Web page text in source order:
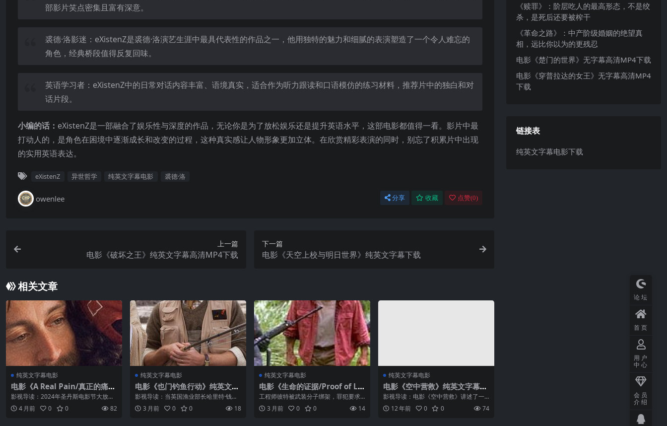
部影片笑点密集且富有深意。
裘德·洛影迷：eXistenZ是裘德·洛演艺生涯中最具代表性的作品之一，他用独特的魅力和细腻的表演塑造了一个令人难忘的
角色，经典桥段值得反复回味。
英语学习者：eXistenZ中的日常对话内容丰富、语境真实，适合作为听力跟读和口语模仿的练习材料，推荐片中的独白和对
话片段。
小编的话： eXistenZ是一部融合了娱乐性与深度的作品，无论你是为了放松娱乐还是提升英语水平，这部电影都值得一看。影片中最
打动人的，是角色在困境中逐渐成长和改变的过程，这种真实感让人物形象更加立体。在欣赏精彩表演的同时，别忘了积累片中出现
的实用英语表达。
eXistenZ 异世哲学 纯英文字幕电影 裘德·洛
owenlee 分享 收藏 点赞(0)
上一篇
电影《破坏之王》纯英文字幕高清MP4下载
下一篇
电影《天空上校与明日世界》纯英文字幕下载
相关文章
纯英文字幕电影
电影《A Real Pain/真正的痛
苦》纯英文字幕高清MP4下载
影视导读：2024年圣丹斯电影节大放异
彩的获奖影片《真正的痛苦》，由脱口
秀明星基顿·帕蒂亚自编自导，讲述了两
4 月前 0 0 82
纯英文字幕电影
电影《也门钓鱼行动》纯英文字
幕高清MP4下载
影视导读：当英国渔业部长哈里特·钱德
勒（艾米莉·布朗特饰）收到一位也门酋
长的提议——在也门的沙漠中建立一个
3 月前 0 0 18
纯英文字幕电影
电影《生命的证据/Proof of Lif
e》纯英文字幕高清MP4下载
工程师彼特被武装分子绑架，罪犯要求
彼特的雇主支付六百万美元的赎金，面
对数额如此巨大的赎金，皮特的雇主回
3 月前 0 0 14
纯英文字幕电影
电影《空中营救》纯英文字幕高
清MP4下载
影视导读：电影《空中营救》讲述了一
个问题老空警勇斗高智商劫机犯的故
事。影片中连姆不仅完成了极具新意和
12 年前 0 0 74
《赎罪》：阶层吃人的最高形态，不是绞
杀，是死后还要被榨干
《革命之路》：中产阶级婚姻的绝望真
相，远比你以为的更残忍
电影《楚门的世界》无字幕高清MP4下载
电影《穿普拉达的女王》无字幕高清MP4
下载
链接表
纯英文字幕电影下载
论坛
首页
用户
中心
会员
介绍